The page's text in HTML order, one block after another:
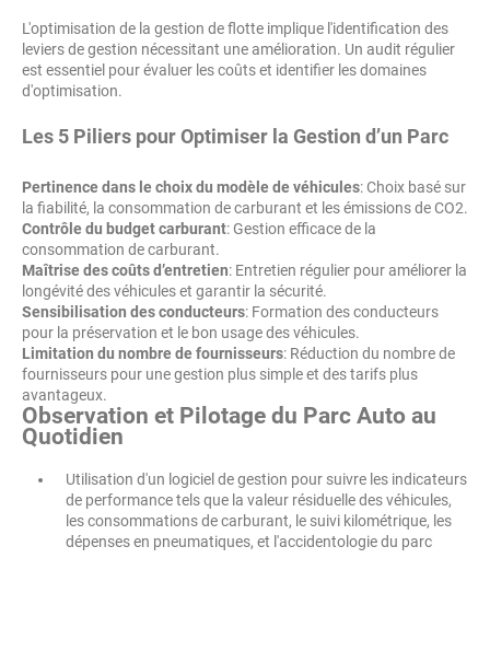
L'optimisation de la gestion de flotte implique l'identification des
leviers de gestion nécessitant une amélioration. Un audit régulier
est essentiel pour évaluer les coûts et identifier les domaines
d'optimisation.
Les 5 Piliers pour Optimiser la Gestion d’un Parc
Pertinence dans le choix du modèle de véhicules: Choix basé sur
la fiabilité, la consommation de carburant et les émissions de CO2.
Contrôle du budget carburant: Gestion efficace de la
consommation de carburant.
Maîtrise des coûts d’entretien: Entretien régulier pour améliorer la
longévité des véhicules et garantir la sécurité.
Sensibilisation des conducteurs: Formation des conducteurs
pour la préservation et le bon usage des véhicules.
Limitation du nombre de fournisseurs: Réduction du nombre de
fournisseurs pour une gestion plus simple et des tarifs plus
avantageux.
Observation et Pilotage du Parc Auto au
Quotidien
Utilisation d'un logiciel de gestion pour suivre les indicateurs
de performance tels que la valeur résiduelle des véhicules,
les consommations de carburant, le suivi kilométrique, les
dépenses en pneumatiques, et l'accidentologie du parc